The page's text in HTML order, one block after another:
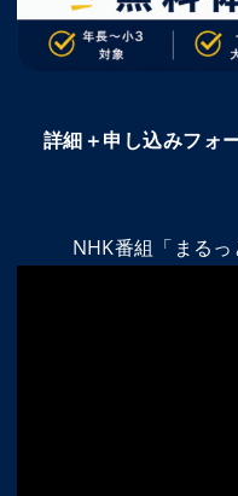
詳細＋申し込みフォ
NHK番組「まる